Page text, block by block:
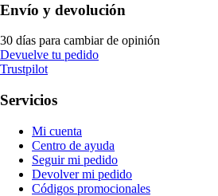
Envío y devolución
30 días para cambiar de opinión
Devuelve tu pedido
Trustpilot
Servicios
Mi cuenta
Centro de ayuda
Seguir mi pedido
Devolver mi pedido
Códigos promocionales